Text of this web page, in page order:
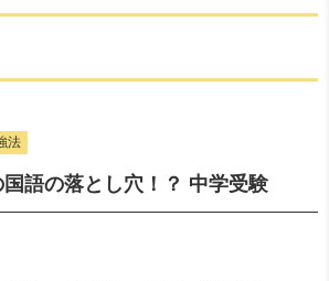
法
語の落とし穴！？ 中学受験